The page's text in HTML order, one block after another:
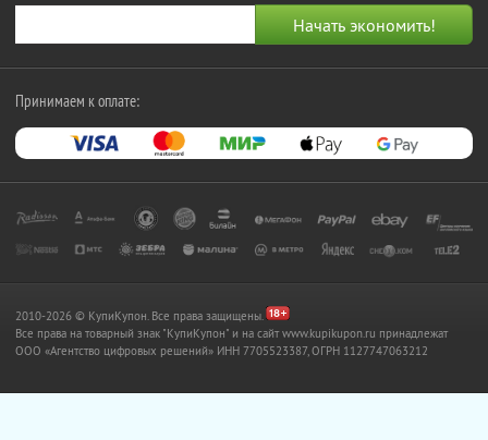
Принимаем к оплате:
2010-2026 © КупиКупон. Все права защищены.
Все права на товарный знак "КупиКупон" и на сайт www.kupikupon.ru принадлежат
OOO «Агентство цифровых решений» ИНН 7705523387, ОГРН 1127747063212